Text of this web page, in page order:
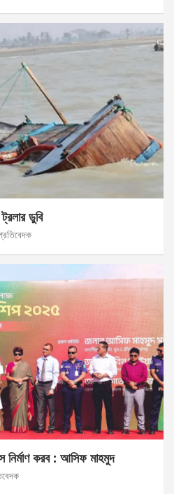
ডুবি
নির্মাণ করব : আসিফ মাহমুদ